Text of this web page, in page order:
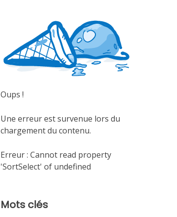
Oups !
Une erreur est survenue lors du
chargement du contenu.
Erreur : Cannot read property
'SortSelect' of undefined
Mots clés